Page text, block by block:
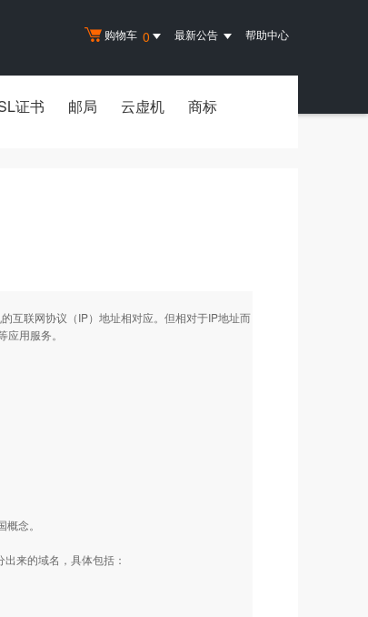
购物车 0 最新公告 帮助中心
证书 邮局 云虚机 商标
互联网协议（IP）地址相对应。但相对于IP地址而
用服务。
念。
来的域名，具体包括：